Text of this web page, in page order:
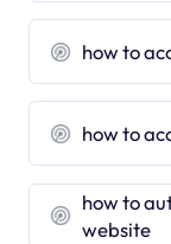
how to
how to
how to
website